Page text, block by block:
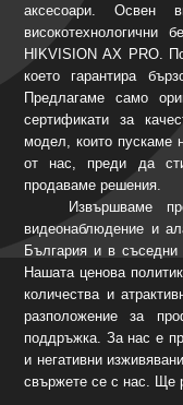
аксесоари. Освен
HIKVISION AX PRO.
което гарантира
Предлагаме само
сертификати за
модел, които пускаме
от нас, преди да
продаваме решения.
Извършваме
видеонаблюдение и
България и в
Нашата ценова
количества и
разположение за
поддръжка. За нас е
и негативни
свържете се с нас. Ще